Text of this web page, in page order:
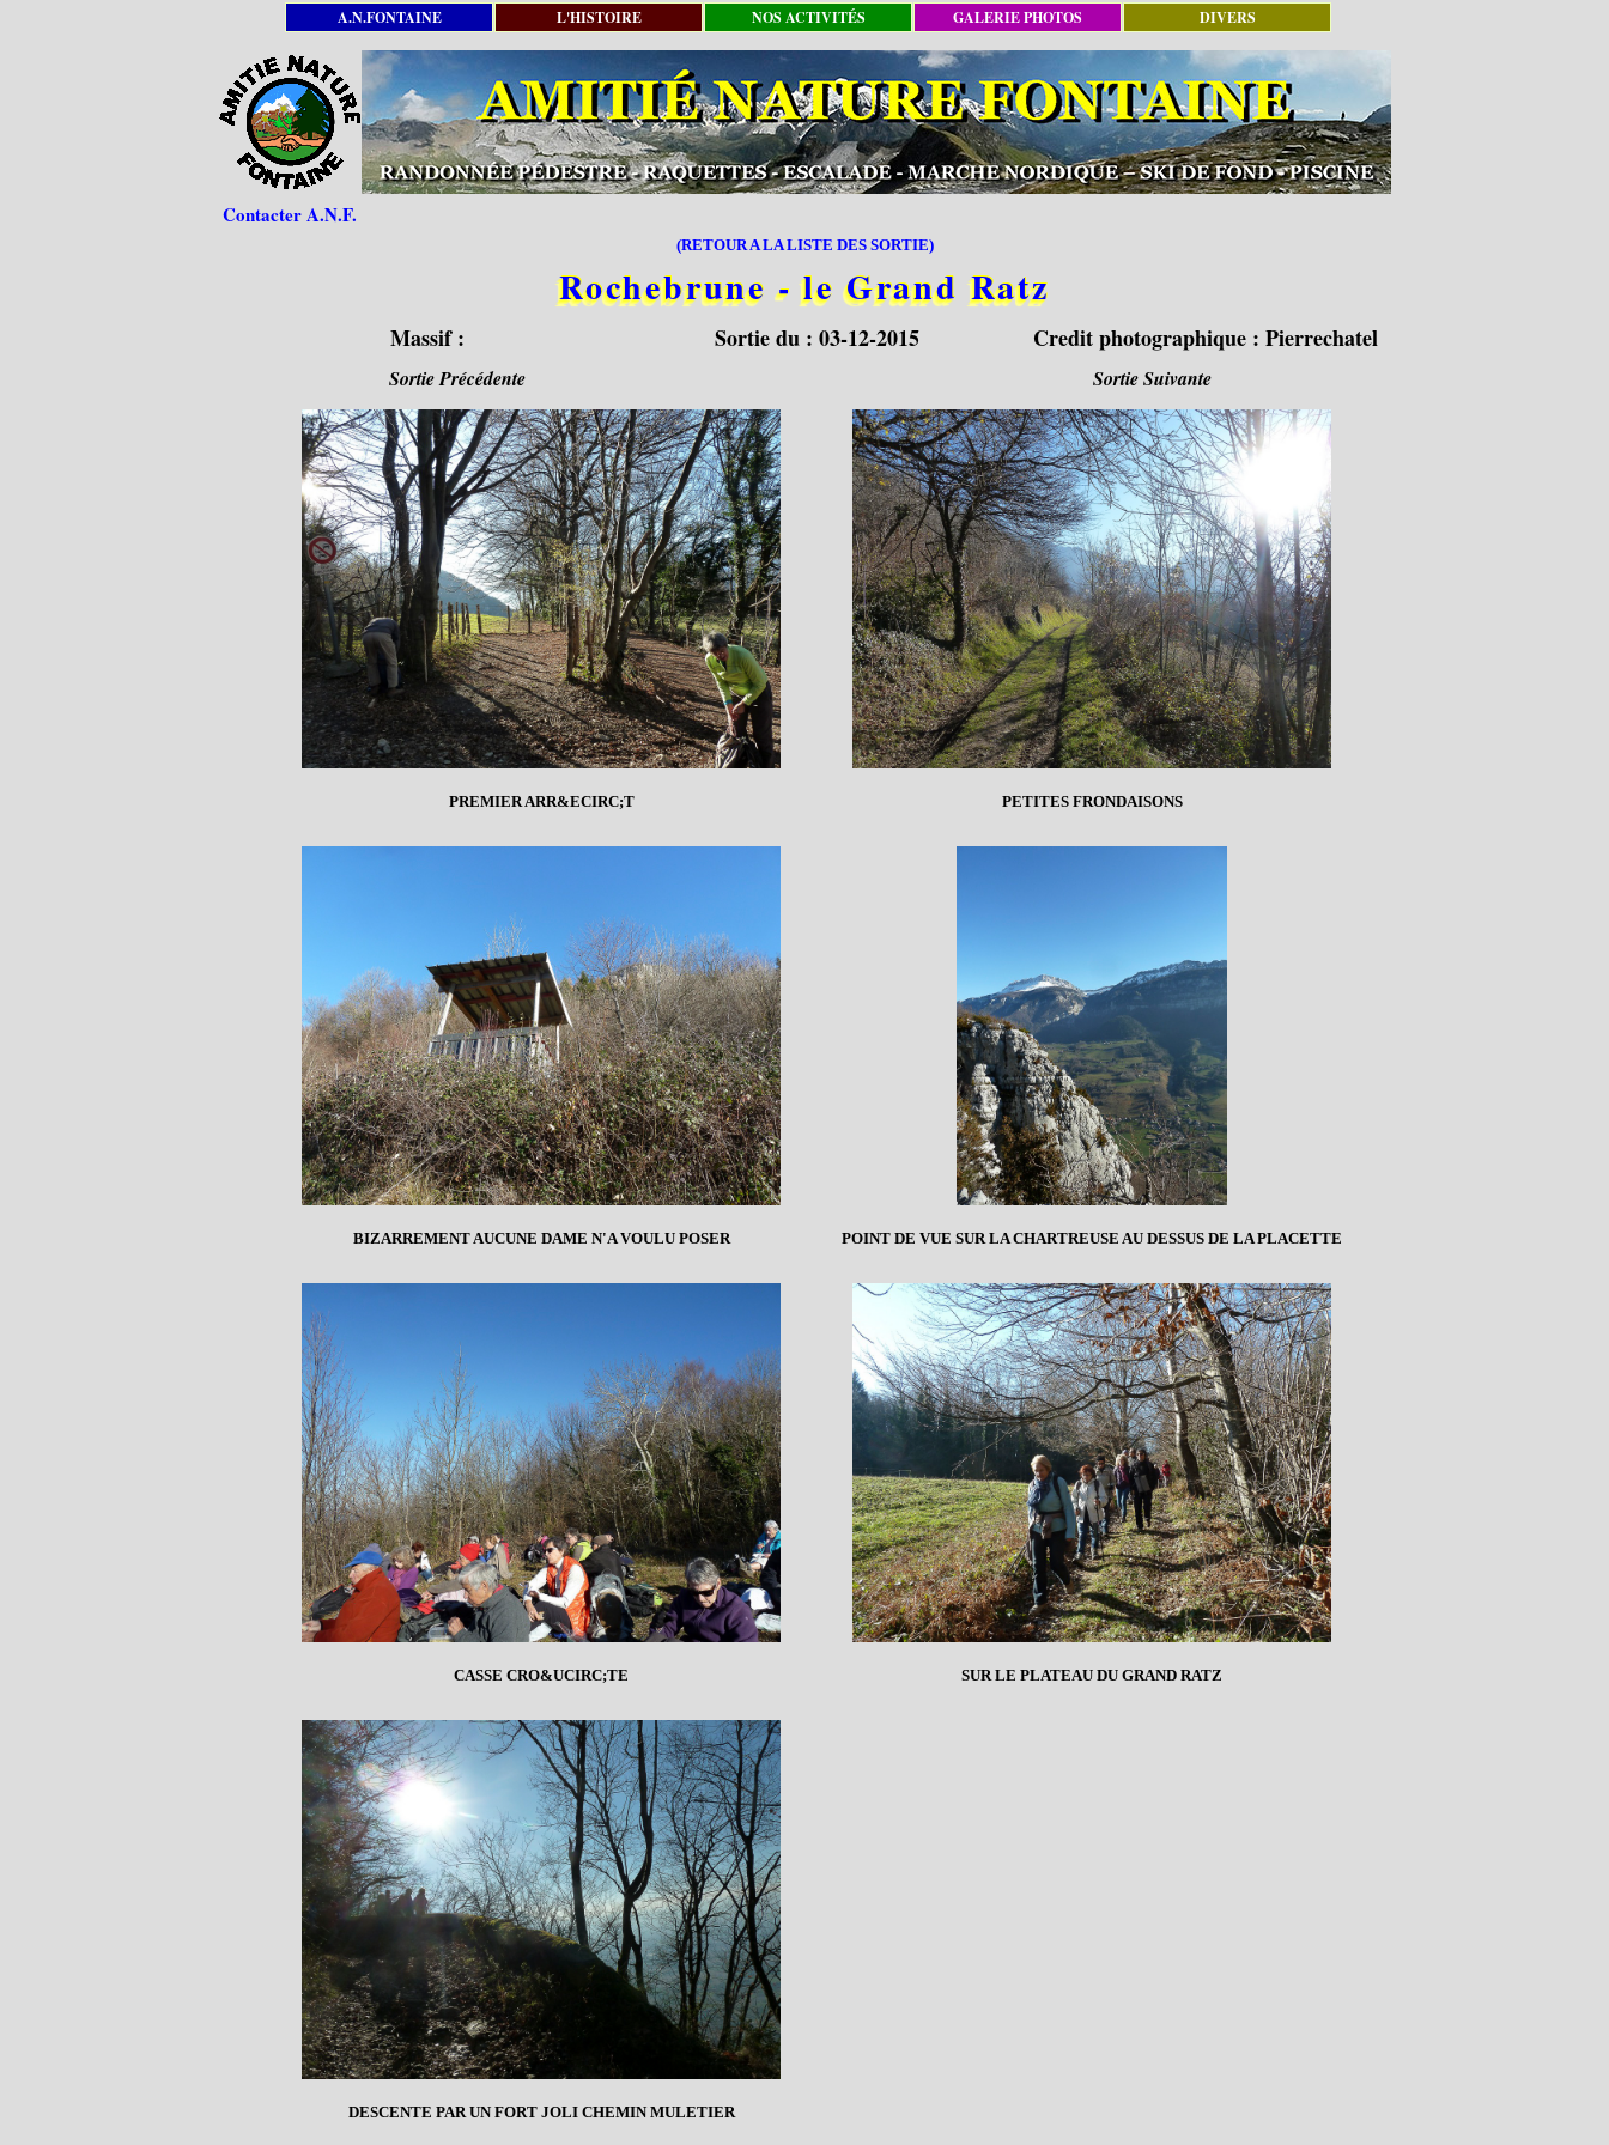
A.N.FONTAINE L'HISTOIRE NOS ACTIVITÉS GALERIE PHOTOS DIVERS
Contacter A.N.F.
(RETOUR A LA LISTE DES SORTIE)
Rochebrune - le Grand Ratz
Massif : Sortie du : 03-12-2015 Credit photographique : Pierrechatel
Sortie Précédente Sortie Suivante
PREMIER ARR&ECIRC;T PETITES FRONDAISONS
BIZARREMENT AUCUNE DAME N'A VOULU POSER POINT DE VUE SUR LA CHARTREUSE AU DESSUS DE LA PLACETTE
CASSE CRO&UCIRC;TE SUR LE PLATEAU DU GRAND RATZ
DESCENTE PAR UN FORT JOLI CHEMIN MULETIER